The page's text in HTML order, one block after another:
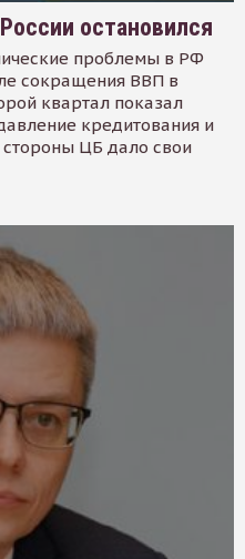
остановился
проблемы в РФ
сокращения ВВП в
квартал показал
кредитования и
стороны ЦБ дало свои